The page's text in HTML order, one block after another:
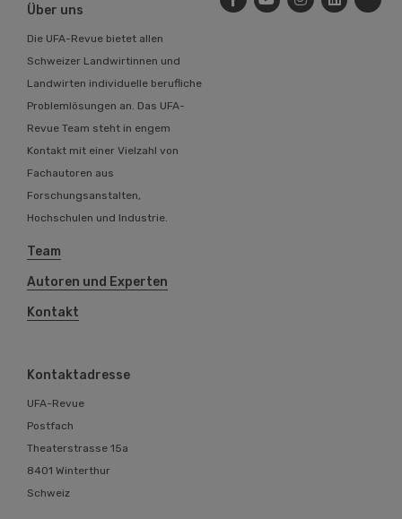
Über uns
Die UFA-Revue bietet allen
Schweizer Landwirtinnen und
Landwirten individuelle berufliche
Problemlösungen an. Das UFA-
Revue Team steht in engem
Kontakt mit einer Vielzahl von
Fachautoren aus
Forschungsanstalten,
Hochschulen und Industrie.
Team
Autoren und Experten
Kontakt
Kontaktadresse
UFA-Revue
Postfach
Theaterstrasse 15a
8401 Winterthur
Schweiz